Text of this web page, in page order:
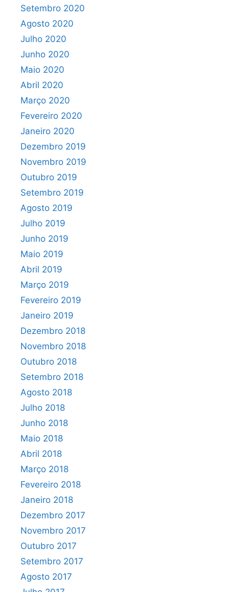
Setembro 2020
Agosto 2020
Julho 2020
Junho 2020
Maio 2020
Abril 2020
Março 2020
Fevereiro 2020
Janeiro 2020
Dezembro 2019
Novembro 2019
Outubro 2019
Setembro 2019
Agosto 2019
Julho 2019
Junho 2019
Maio 2019
Abril 2019
Março 2019
Fevereiro 2019
Janeiro 2019
Dezembro 2018
Novembro 2018
Outubro 2018
Setembro 2018
Agosto 2018
Julho 2018
Junho 2018
Maio 2018
Abril 2018
Março 2018
Fevereiro 2018
Janeiro 2018
Dezembro 2017
Novembro 2017
Outubro 2017
Setembro 2017
Agosto 2017